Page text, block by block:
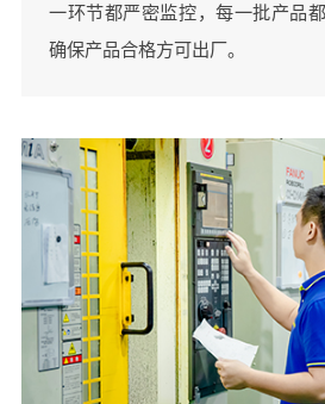
一环节都严密监控，每一批产品
确保产品合格方可出厂。